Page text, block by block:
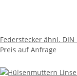
Federstecker ähnl.
Preis auf Anfrage